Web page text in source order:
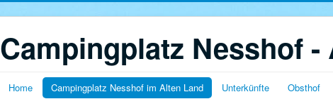
Campingplatz Nesshof -
Home Campingplatz Nesshof im Alten Land Unterkünfte Obsthof